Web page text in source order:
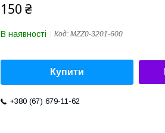
150 ₴
В наявності Код: MZZ0-3201-600
Купити
+380 (67) 679-11-62